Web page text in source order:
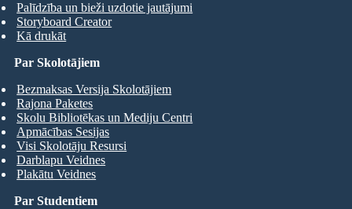
Palīdzība un bieži uzdotie jautājumi
Storyboard Creator
Kā drukāt
Par Studentiem
Par Skolotājiem
Bezmaksas Versija Skolotājiem
Rajona Paketes
Skolu Bibliotēkas un Mediju Centri
Apmācības Sesijas
Visi Skolotāju Resursi
Darblapu Veidnes
Plakātu Veidnes